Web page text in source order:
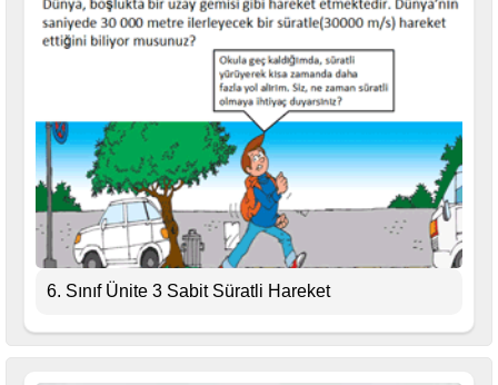
6. Sınıf Ünite 3 Sabit Süratli Hareket